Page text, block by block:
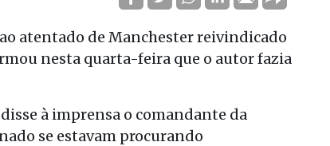
atentado de Manchester reivindicado
nesta quarta-feira que o autor fazia
à imprensa o comandante da
se estavam procurando